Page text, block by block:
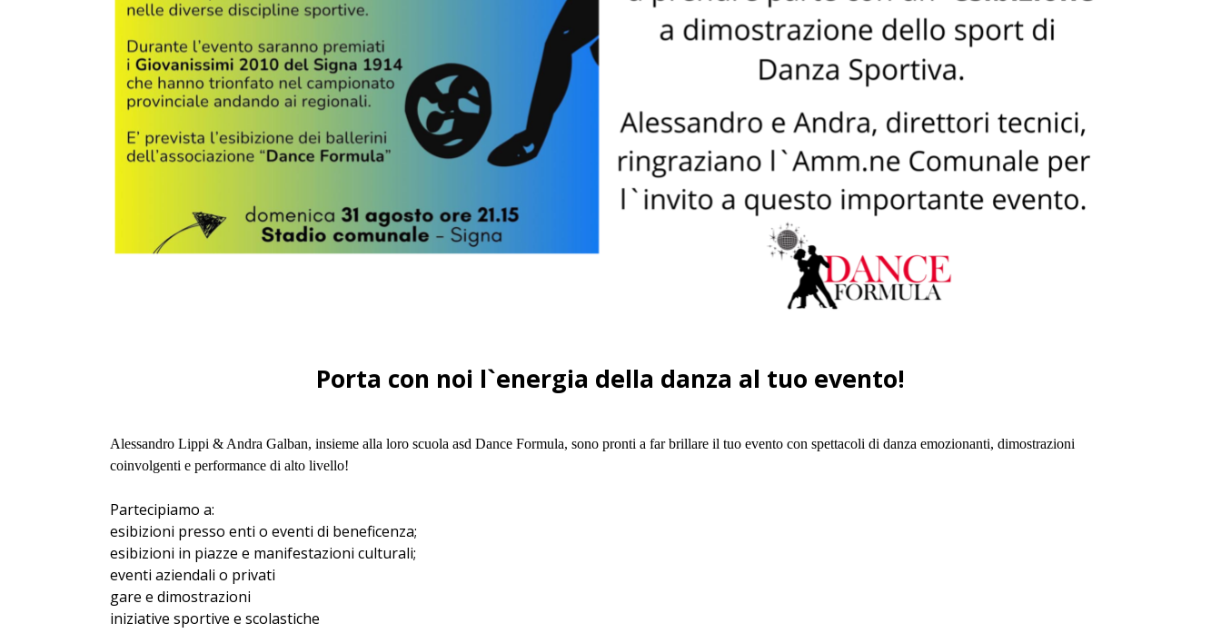
Porta con noi l`energia della danza al tuo evento!
Alessandro Lippi & Andra Galban, insieme alla loro scuola asd Dance Formula, sono pronti a far brillare il tuo evento con spettacoli di danza emozionanti, dimostrazioni
coinvolgenti e performance di alto livello!
Partecipiamo a:
esibizioni presso enti o eventi di beneficenza;
esibizioni in piazze e manifestazioni culturali;
eventi aziendali o privati
gare e dimostrazioni
iniziative sportive e scolastiche